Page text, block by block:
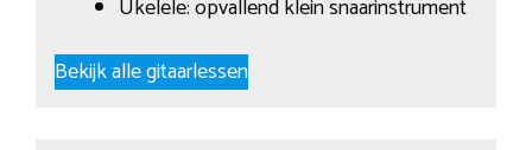
Ukelele: opvallend klein snaarinstrument
Bekijk alle gitaarlessen